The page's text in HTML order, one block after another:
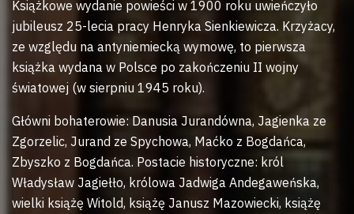
Książkowe wydanie powieści w 1900 roku uwieńczyło
jubileusz 25-lecia pracy Henryka Sienkiewicza. Krzyżacy,
ze względu na antyniemiecką wymowę, to pierwsza
książka wydana w Polsce po zakończeniu II wojny
światowej (w sierpniu 1945 roku).
Główni bohaterowie: Danusia Jurandówna, Jagienka ze
Zgorzelic, Jurand ze Spychowa, Maćko z Bogdańca,
Zbyszko z Bogdańca. Postacie historyczne: król
Władysław Jagiełło, królowa Jadwiga Andegaweńska,
wielki książę Witold, książę Janusz Mazowiecki, książę